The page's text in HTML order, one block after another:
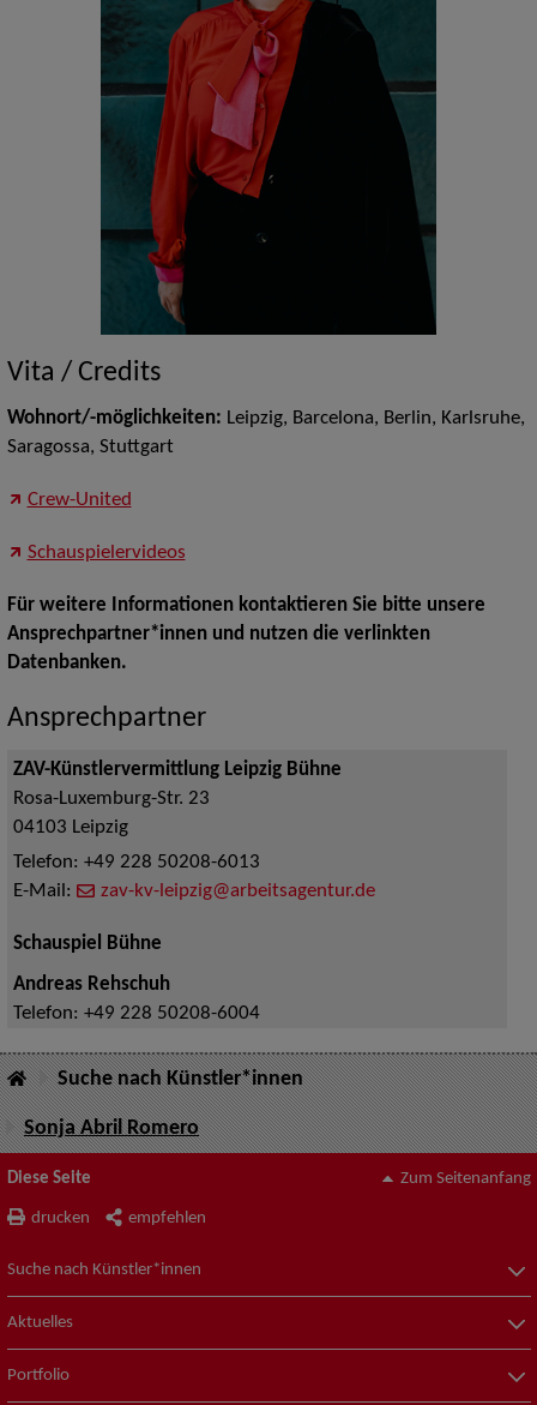
Vita / Credits
Wohnort/-möglichkeiten: Leipzig, Barcelona, Berlin, Karlsruhe,
Saragossa, Stuttgart
Crew-United
Schauspielervideos
Für weitere Informationen kontaktieren Sie bitte unsere
Ansprechpartner*innen und nutzen die verlinkten
Datenbanken.
Ansprechpartner
ZAV-Künstlervermittlung Leipzig Bühne
Rosa-Luxemburg-Str. 23
04103 Leipzig
Telefon: +49 228 50208-6013
E-Mail:
zav-kv-leipzig@arbeitsagentur.de
Schauspiel Bühne
Andreas Rehschuh
Telefon: +49 228 50208-6004
Suche nach Künstler*innen
Sonja Abril Romero
Diese Seite
drucken empfehlen
Zum Seitenanfang
Suche nach Künstler*innen
Aktuelles
Portfolio